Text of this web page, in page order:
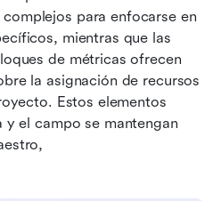
para enfocarse en
mientras que las
de métricas ofrecen
la asignación de recursos
Estos elementos
el campo se mantengan